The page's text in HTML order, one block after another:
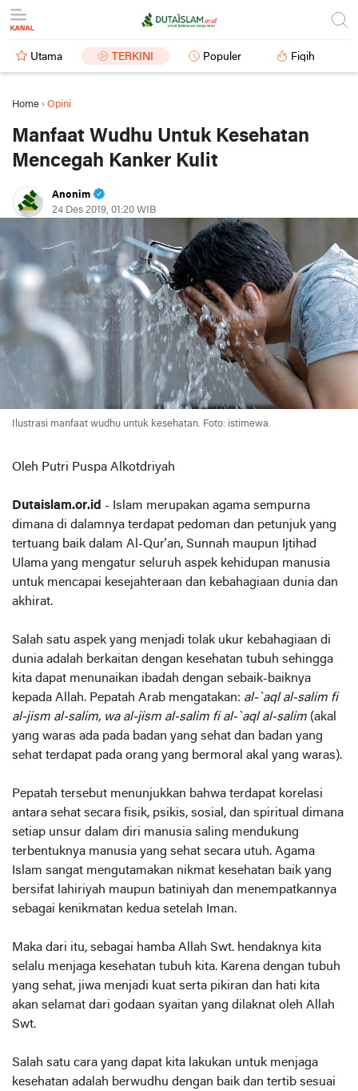
Utama TERKINI Populer Fiqih
Home › Opini
Manfaat Wudhu Untuk Kesehatan
Mencegah Kanker Kulit
Anonim
24 Des 2019, 01:20 WIB
Ilustrasi manfaat wudhu untuk kesehatan. Foto: istimewa.
Oleh Putri Puspa Alkotdriyah
Dutaislam.or.id - Islam merupakan agama sempurna
dimana di dalamnya terdapat pedoman dan petunjuk yang
tertuang baik dalam Al-Qur’an, Sunnah maupun Ijtihad
Ulama yang mengatur seluruh aspek kehidupan manusia
untuk mencapai kesejahteraan dan kebahagiaan dunia dan
akhirat.
Salah satu aspek yang menjadi tolak ukur kebahagiaan di
dunia adalah berkaitan dengan kesehatan tubuh sehingga
kita dapat menunaikan ibadah dengan sebaik-baiknya
kepada Allah. Pepatah Arab mengatakan: al-`aql al-salim fi
al-jism al-salim, wa al-jism al-salim fi al-`aql al-salim (akal
yang waras ada pada badan yang sehat dan badan yang
sehat terdapat pada orang yang bermoral akal yang waras).
Pepatah tersebut menunjukkan bahwa terdapat korelasi
antara sehat secara fisik, psikis, sosial, dan spiritual dimana
setiap unsur dalam diri manusia saling mendukung
terbentuknya manusia yang sehat secara utuh. Agama
Islam sangat mengutamakan nikmat kesehatan baik yang
bersifat lahiriyah maupun batiniyah dan menempatkannya
sebagai kenikmatan kedua setelah Iman.
Maka dari itu, sebagai hamba Allah Swt. hendaknya kita
selalu menjaga kesehatan tubuh kita. Karena dengan tubuh
yang sehat, jiwa menjadi kuat serta pikiran dan hati kita
akan selamat dari godaan syaitan yang dilaknat oleh Allah
Swt.
Salah satu cara yang dapat kita lakukan untuk menjaga
kesehatan adalah berwudhu dengan baik dan tertib sesuai